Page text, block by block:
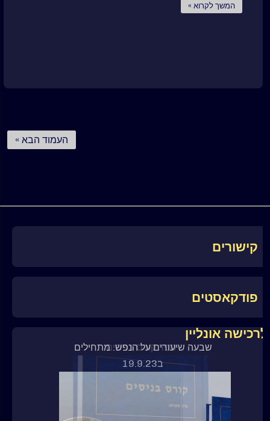
המשך לקרוא »
העמוד הבא »
קישורים
פודקאסטים
לרכישה אונליין
שבעה שיעורים על הנפש. מתחילים
ב19.9.23
ספר קורס בניסים